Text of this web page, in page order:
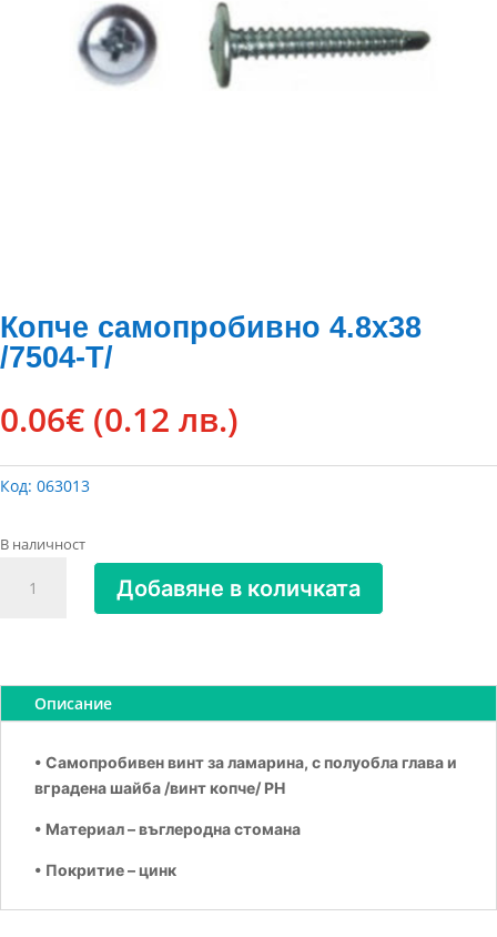
Копче самопробивно 4.8х38
/7504-Т/
0.06€ (0.12 лв.)
Код: 063013
В наличност
/7504-
Т/
Добавяне в количката
Описание
• Самопробивен винт за ламарина, с полуобла глава и
вградена шайба /винт копче/ PH
• Материал – въглеродна стомана
• Покритие – цинк